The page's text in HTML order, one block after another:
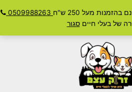
מעל 250 ש"ח
של בעלי חייםסגור
חיפוש